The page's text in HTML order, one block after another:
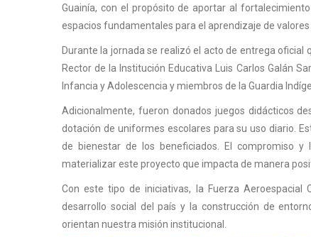
Guainía, con el propósito de aportar al
espacios fundamentales para el aprendizaje de
Durante la jornada se realizó el acto de entrega oficial
Rector de la Institución Educativa Luis Carlos Galán
Infancia y Adolescencia y miembros de la Guardia
Adicionalmente, fueron donados juegos didácticos
dotación de uniformes escolares para su uso diario.
de bienestar de los beneficiados. El compromiso
materializar este proyecto que impacta de manera
Con este tipo de iniciativas, la Fuerza
desarrollo social del país y la construcción de
orientan nuestra misión institucional.